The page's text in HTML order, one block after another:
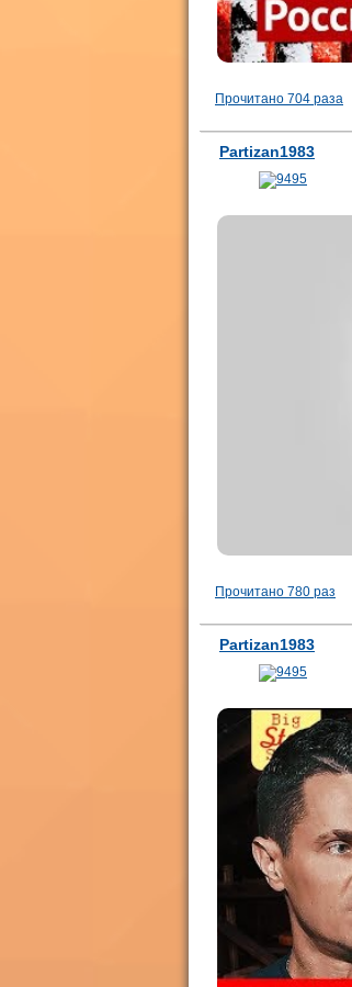
Прочитано 704 раза
Partizan1983
Прочитано 780 раз
Partizan1983